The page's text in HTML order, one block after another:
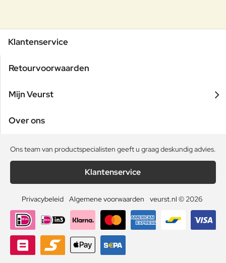
Klantenservice
Retourvoorwaarden
Mijn Veurst
Over ons
Ons team van productspecialisten geeft u graag deskundig advies.
Klantenservice
Privacybeleid Algemene voorwaarden veurst.nl © 2026